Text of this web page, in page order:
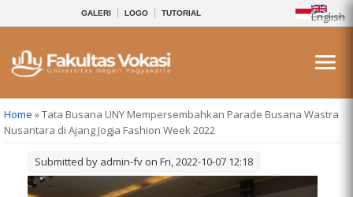
English
GALERI LOGO TUTORIAL
You are here
Home » Tata Busana UNY Mempersembahkan Parade Busana Wastra
Nusantara di Ajang Jogja Fashion Week 2022
Submitted by admin-fv on Fri, 2022-10-07 12:18